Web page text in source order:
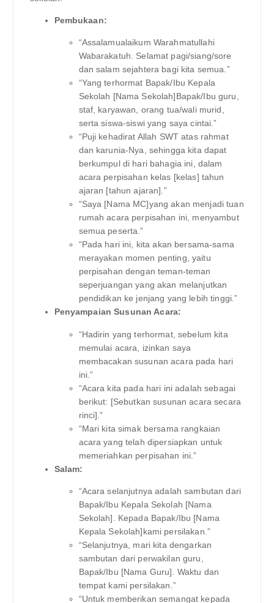
Pembukaan:
“Assalamualaikum Warahmatullahi
Wabarakatuh. Selamat pagi/siang/sore
dan salam sejahtera bagi kita semua.”
“Yang terhormat Bapak/Ibu Kepala
Sekolah [Nama Sekolah]Bapak/Ibu guru,
staf, karyawan, orang tua/wali murid,
serta siswa-siswi yang saya cintai.”
“Puji kehadirat Allah SWT atas rahmat
dan karunia-Nya, sehingga kita dapat
berkumpul di hari bahagia ini, dalam
acara perpisahan kelas [kelas] tahun
ajaran [tahun ajaran].”
“Saya [Nama MC]yang akan menjadi tuan
rumah acara perpisahan ini, menyambut
semua peserta.”
“Pada hari ini, kita akan bersama-sama
merayakan momen penting, yaitu
perpisahan dengan teman-teman
seperjuangan yang akan melanjutkan
pendidikan ke jenjang yang lebih tinggi.”
Penyampaian Susunan Acara:
“Hadirin yang terhormat, sebelum kita
memulai acara, izinkan saya
membacakan susunan acara pada hari
ini.”
“Acara kita pada hari ini adalah sebagai
berikut: [Sebutkan susunan acara secara
rinci].”
“Mari kita simak bersama rangkaian
acara yang telah dipersiapkan untuk
memeriahkan perpisahan ini.”
Salam:
“Acara selanjutnya adalah sambutan dari
Bapak/Ibu Kepala Sekolah [Nama
Sekolah]. Kepada Bapak/Ibu [Nama
Kepala Sekolah]kami persilakan.”
“Selanjutnya, mari kita dengarkan
sambutan dari perwakilan guru,
Bapak/Ibu [Nama Guru]. Waktu dan
tempat kami persilakan.”
“Untuk memberikan semangat kepada